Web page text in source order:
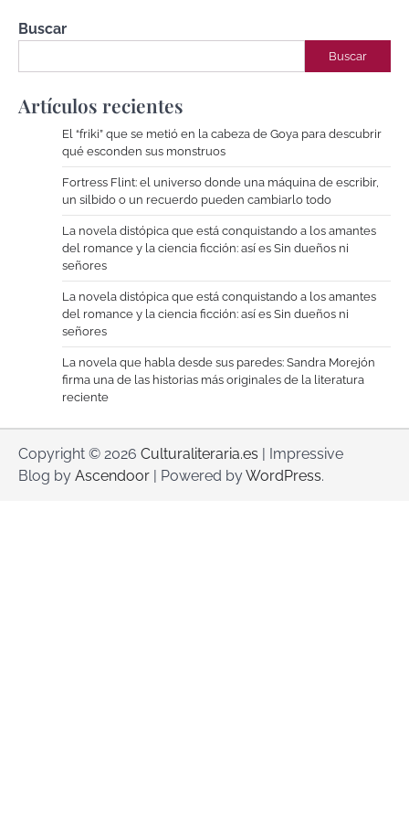
Buscar
Buscar
Artículos recientes
El “friki” que se metió en la cabeza de Goya para descubrir
qué esconden sus monstruos
Fortress Flint: el universo donde una máquina de escribir,
un silbido o un recuerdo pueden cambiarlo todo
La novela distópica que está conquistando a los amantes
del romance y la ciencia ficción: así es Sin dueños ni
señores
La novela distópica que está conquistando a los amantes
del romance y la ciencia ficción: así es Sin dueños ni
señores
La novela que habla desde sus paredes: Sandra Morejón
firma una de las historias más originales de la literatura
reciente
Copyright © 2026 Culturaliteraria.es | Impressive
Blog by Ascendoor | Powered byWordPress.